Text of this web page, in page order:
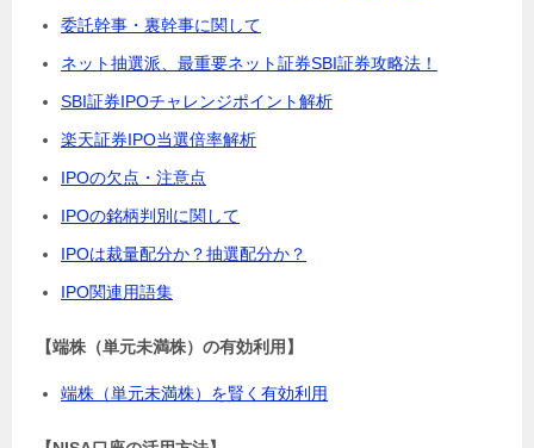
委託幹事・裏幹事に関して
ネット抽選派、最重要ネット証券SBI証券攻略法！
SBI証券IPOチャレンジポイント解析
楽天証券IPO当選倍率解析
IPOの欠点・注意点
IPOの銘柄判別に関して
IPOは裁量配分か？抽選配分か？
IPO関連用語集
【端株（単元未満株）の有効利用】
端株（単元未満株）を賢く有効利用